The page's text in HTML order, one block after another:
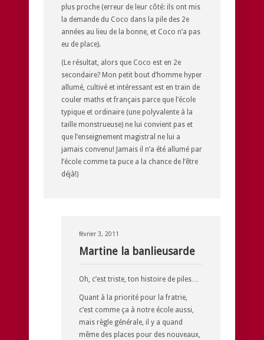
plus proche (erreur de leur côté: ils ont mis
la demande du Coco dans la pile des 2e
années au lieu de la bonne, et Coco n’a pas
eu de place).
(Le résultat, alors que Coco est en 2e
secondaire? Mon petit bout d’homme hyper
allumé, cultivé et intéressant est en train de
couler maths et français parce que l’école
typique et ordinaire (une polyvalente à la
taille monstrueuse) ne lui convient pas et
que l’enseignement magistral ne lui a
jamais convenu! Jamais il n’a été allumé par
l’école comme ta puce a la chance de l’être
déjà!)
février 3, 2011
Martine la banlieusarde
Oh, c’est triste, ton histoire de piles…
Quant à la priorité pour la fratrie,
c’est comme ça à notre école aussi,
mais règle générale, il y a quand
même des places pour des nouveaux,